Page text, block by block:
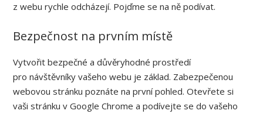
z webu rychle odcházejí. Pojďme se na ně podívat.
Bezpečnost na prvním místě
Vytvořit bezpečné a důvěryhodné prostředí
pro návštěvníky vašeho webu je základ. Zabezpečenou
webovou stránku poznáte na první pohled. Otevřete si
vaši stránku v Google Chrome a podívejte se do vašeho